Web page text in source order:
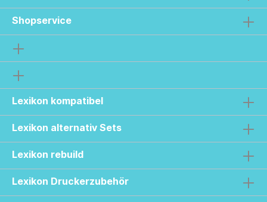
Shopservice
Lexikon kompatibel
Lexikon alternativ Sets
Lexikon rebuild
Lexikon Druckerzubehör